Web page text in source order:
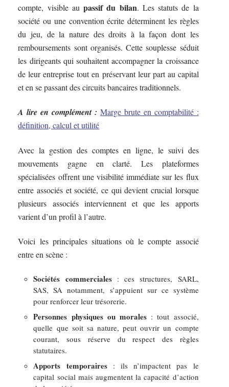
compte, visible aupassif du bilan. Les statuts de la
société ou une convention écrite déterminent les règles
du jeu, de la nature des droits à la façon dont les
remboursements sont organisés. Cette souplesse séduit
les dirigeants qui souhaitent accompagner la croissance
de leur entreprise tout en préservant leur part au capital
et en se passant des circuits bancaires traditionnels.
A lire en complément : Marge brute en comptabilité :
définition, calcul et utilité
Avec la gestion des comptes en ligne, le suivi des
mouvements gagne en clarté. Les plateformes
spécialisées offrent une visibilité immédiate sur les flux
entre associés et société, ce qui devient crucial lorsque
plusieurs associés interviennent et que les apports
varient d’un profil à l’autre.
Voici les principales situations où le compte associé
entre en scène :
Sociétés commerciales: ces structures, SARL,
SAS, SA notamment, s’appuient sur ce système
pour renforcer leur trésorerie.
Personnes physiques ou morales : tout associé,
quelle que soit sa nature, peut ouvrir un compte
courant, sous réserve du respect des règles
statutaires.
Apports temporaires: ils n’impactent pas le
capital social mais augmentent la capacité d’action